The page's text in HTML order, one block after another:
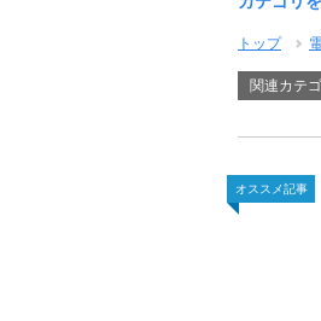
トップ
関連カテ
オススメ記事